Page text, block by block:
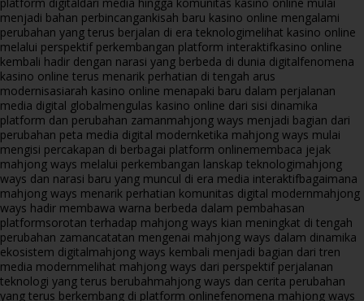
menjadi bahan perbincangankisah baru kasino online mengalami
perubahan yang terus berjalan di era teknologimelihat kasino online
melalui perspektif perkembangan platform interaktifkasino online
kembali hadir dengan narasi yang berbeda di dunia digitalfenomena
kasino online terus menarik perhatian di tengah arus
modernisasiarah kasino online menapaki baru dalam perjalanan
media digital globalmengulas kasino online dari sisi dinamika
platform dan perubahan zamanmahjong ways menjadi bagian dari
perubahan peta media digital modernketika mahjong ways mulai
mengisi percakapan di berbagai platform onlinemembaca jejak
mahjong ways melalui perkembangan lanskap teknologimahjong
ways dan narasi baru yang muncul di era media interaktifbagaimana
mahjong ways menarik perhatian komunitas digital modernmahjong
ways hadir membawa warna berbeda dalam pembahasan
platformsorotan terhadap mahjong ways kian meningkat di tengah
perubahan zamancatatan mengenai mahjong ways dalam dinamika
ekosistem digitalmahjong ways kembali menjadi bagian dari tren
media modernmelihat mahjong ways dari perspektif perjalanan
teknologi yang terus berubahmahjong ways dan cerita perubahan
yang terus berkembang di platform onlinefenomena mahjong ways